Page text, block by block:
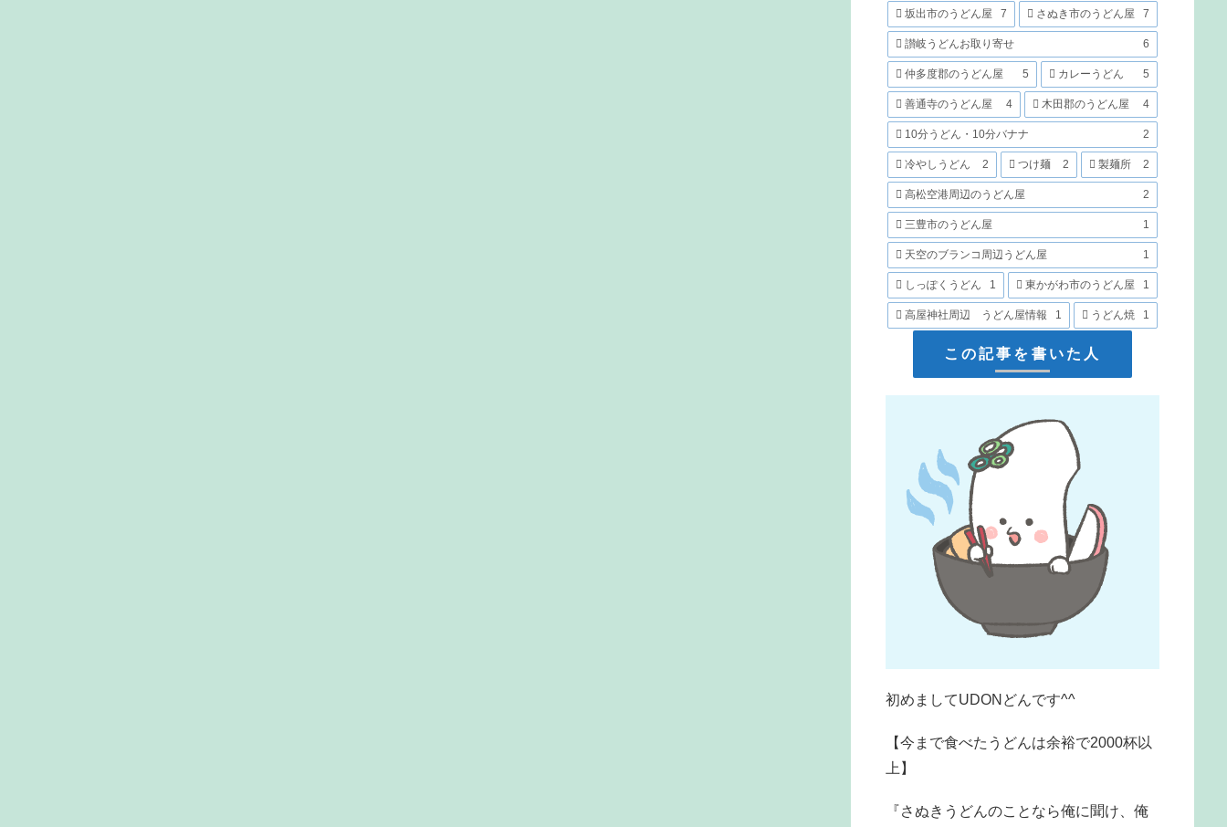
坂出市のうどん屋 7 さぬき市のうどん屋 7
讃岐うどんお取り寄せ 6
仲多度郡のうどん屋 5 カレーうどん 5
善通寺のうどん屋 4 木田郡のうどん屋 4
10分うどん・10分バナナ 2
冷やしうどん 2 つけ麺 2 製麺所 2
高松空港周辺のうどん屋 2
三豊市のうどん屋 1
天空のブランコ周辺うどん屋 1
しっぽくうどん 1 東かがわ市のうどん屋 1
高屋神社周辺 うどん屋情報 1 うどん焼 1
この記事を書いた人
初めましてUDONどんです^^
【今まで食べたうどんは余裕で2000杯以
上】
『さぬきうどんのことなら俺に聞け、俺